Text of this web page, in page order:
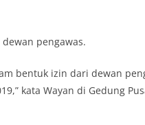
pengawas.
bentuk izin dari dewan
kata Wayan di Gedung